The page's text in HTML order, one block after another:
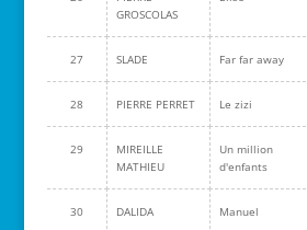
GROSCOLAS
27 SLADE Far far away
28 PIERRE PERRET Le zizi
29
MIREILLE
MATHIEU
Un million
d'enfants
30 DALIDA Manuel